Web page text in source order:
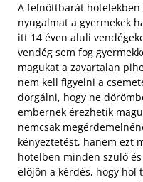
A felnőttbarát hotelekben
nyugalmat a gyermekek
itt 14 éven aluli
vendég sem fog
magukat a zavartalan
nem kell figyelni a
dorgálni, hogy ne
embernek érezhetik
nemcsak
kényeztetést, hanem ezt
hotelben minden szülő
előjön a kérdés, hogy hol